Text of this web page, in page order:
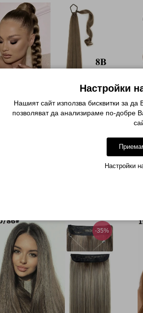
85 СМ ОПАШКА ОТ ИЗКУСТВЕНА
€ 15.29 (29.90лв.)
-35%
Настройки
Нашият сайт използва бисквитки за
позволяват да анализираме по-добре
Настройки